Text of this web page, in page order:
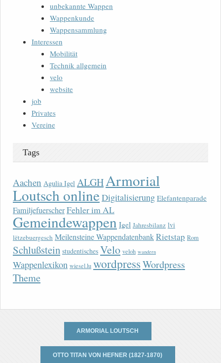
unbekannte Wappen
Wappenkunde
Wappensammlung
Interessen
Mobilität
Technik allgemein
velo
website
job
Privates
Vereine
Tags
Aachen Agulia Igel ALGH Armorial
Loutsch onlineDigitalisierung Elefantenparade
FamiljefuerscherFehler im AL
Gemeindewappen Igel Jahresbilanz lvi
lëtzebuergesch Meilensteine WappendatenbankRietstap Rom
Schlußstein studentisches Velo veloh wandern
Wappenlexikon wiesel.lu wordpressWordpress
Theme
ARMORIAL LOUTSCH
OTTO TITAN VON HEFNER (1827-1870)